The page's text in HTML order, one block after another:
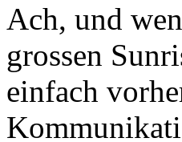
Ach, und
grossen
einfach